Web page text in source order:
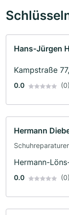
Hans-Jürgen
Kampstraße
0.0 (0)
Hermann
Hermann-
0.0 (0)